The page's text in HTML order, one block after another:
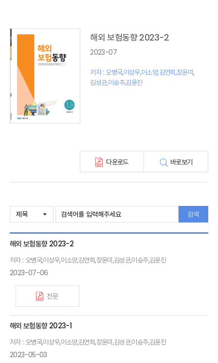
최신 해외보험연구동향
연차보고서
보험총서
보험동향(종간)
해외 보험동향(종간)
보험회사 재무분석(종간)
주간 해외보험동향(종간)
해외보험금융동향(종간)
해외 보험동향 2023-2
2023-07
저자 : 오병국,이상우,이소양,김연희,장윤미,
김성균,이승주,김윤진
다운로드 바로보기
검색
해외 보험동향 2023-2
저자 : 오병국,이상우,이소양,김연희,장윤미,김성균,이승주,김윤진
2023-07-06
전문
해외 보험동향 2023-1
저자 : 오병국,이상우,이소양,김연희,장윤미,김성균,이승주,김윤진
2023-05-03